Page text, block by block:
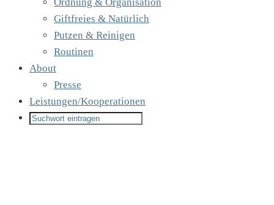
Giftfreies & Natürlich
Putzen & Reinigen
Routinen
About
Presse
Leistungen/Kooperationen